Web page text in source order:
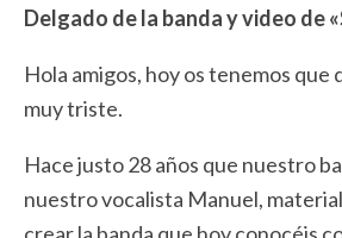
Delgado de la banda y video de
Hola amigos, hoy os tenemos que
muy triste.
Hace justo 28 años que nuestro
nuestro vocalista Manuel,